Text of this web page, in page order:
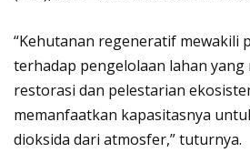
“Kehutanan regeneratif mewakili
terhadap pengelolaan lahan
restorasi dan pelestarian
memanfaatkan kapasitasnya
dioksida dari atmosfer,” tuturnya.